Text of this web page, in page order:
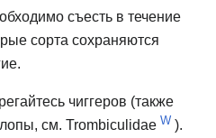
съесть в течение
сорта сохраняются
чиггеров (также
см. Trombiculidae W ).